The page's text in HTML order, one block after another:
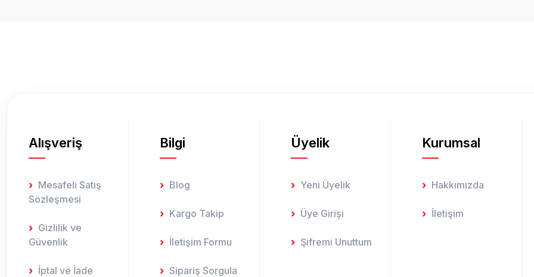
Alışveriş
Mesafeli Satış
Sözleşmesi
Gizlilik ve
Güvenlik
İptal ve İade
Bilgi
Blog
Kargo Takip
İletişim Formu
Sipariş Sorgula
Üyelik
Yeni Üyelik
Üye Girişi
Şifremi Unuttum
Kurumsal
Hakkımızda
İletişim